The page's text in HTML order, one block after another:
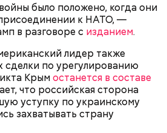
было положено, когда они
к НАТО, —
в разговоре с изданием.
лидер также
сделки по урегулированию
Крымостанется в составе
что российская сторона
уступку по украинскому
захватывать страну